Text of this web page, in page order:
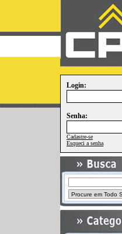
Login:
Senha:
Cadastre-se
Esqueci a senha